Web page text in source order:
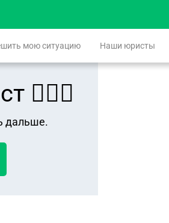
мою ситуацию Наши юристы
👨🏻‍⚖️
дальше.